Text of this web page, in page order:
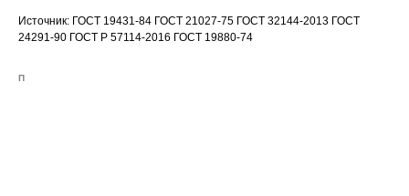
Источник: ГОСТ 19431-84 ГОСТ 21027-75 ГОСТ 32144-2013 ГОСТ
24291-90 ГОСТ Р 57114-2016 ГОСТ 19880-74
П